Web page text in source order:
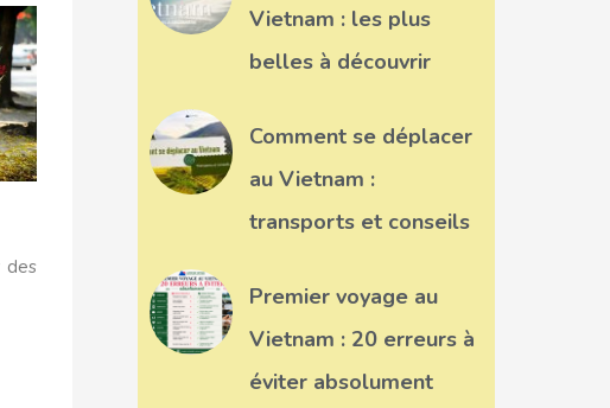
des
Vietnam : les plus
belles à découvrir
Comment se déplacer
au Vietnam :
transports et conseils
Premier voyage au
Vietnam : 20 erreurs à
éviter absolument